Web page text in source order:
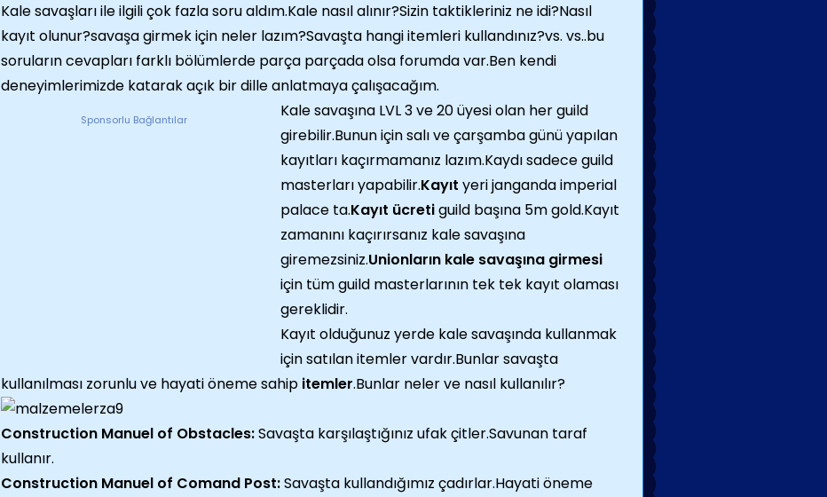
Kale savaşları ile ilgili çok fazla soru aldım.Kale nasıl alınır?Sizin taktikleriniz ne idi?Nasıl
kayıt olunur?savaşa girmek için neler lazım?Savaşta hangi itemleri kullandınız?vs. vs..bu
soruların cevapları farklı bölümlerde parça parçada olsa forumda var.Ben kendi
deneyimlerimizde katarak açık bir dille anlatmaya çalışacağım.
Sponsorlu Bağlantılar
Kale savaşına LVL 3 ve 20 üyesi olan her guild
girebilir.Bunun için salı ve çarşamba günü yapılan
kayıtları kaçırmamanız lazım.Kaydı sadece guild
masterları yapabilir.Kayıt yeri janganda imperial
palace ta.Kayıt ücretiguild başına 5m gold.Kayıt
zamanını kaçırırsanız kale savaşına
giremezsiniz.Unionların kale savaşına girmesi
için tüm guild masterlarının tek tek kayıt olaması
gereklidir.
Kayıt olduğunuz yerde kale savaşında kullanmak
için satılan itemler vardır.Bunlar savaşta
kullanılması zorunlu ve hayati öneme sahip itemler.Bunlar neler ve nasıl kullanılır?
Construction Manuel of Obstacles:Savaşta karşılaştığınız ufak çitler.Savunan taraf
kullanır.
Construction Manuel of Comand Post:Savaşta kullandığımız çadırlar.Hayati öneme